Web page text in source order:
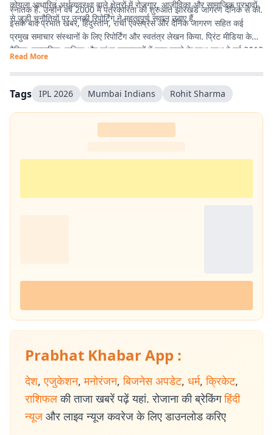
कोयला आधारित अर्थव्यवस्था वाले क्षेत्रों में रोजगार, आजीविका और सामाजिक प्रभावों
से जुड़ी चुनौतियों पर उनकी रिपोर्टिंग ने महत्वपूर्ण सवाल उठाए हैं.
स्नातक हैं. उन्होंने वर्ष 2000 में पत्रकारिता की शुरुआत झारखंड जागरण दैनिक से की.
इसके बाद प्रभात खबर, हिंदुस्तान, रांची एक्सप्रेस और दैनिक जागरण सहित कई
प्रमुख समाचार संस्थानों के लिए रिपोर्टिंग और स्वतंत्र लेखन किया. प्रिंट मीडिया के
दैनिक, साप्ताहिक, पाक्षिक और सांध्य प्रकाशनों में काम करने के साथ-साथ वे वर्ष 2012
से डिजिटल पत्रकारिता में सक्रिय हैं.
Read More
Tags IPL 2026 Mumbai Indians Rohit Sharma
Prabhat Khabar App :
देश, एजुकेशन, मनोरंजन, बिजनेस अपडेट, धर्म, क्रिकेट,
राशिफल की ताजा खबरें पढ़ें यहां. रोजाना की ब्रेकिंग हिंदी
न्यूज और लाइव न्यूज कवरेज के लिए डाउनलोड करिए